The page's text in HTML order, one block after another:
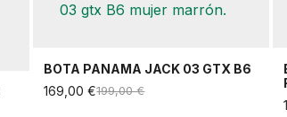
BOTA PANAMA JACK 03 GTX B6
169,00 €199,00 €